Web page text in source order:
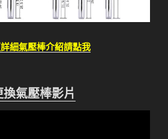
細氣壓棒介紹請點我
換氣壓棒影片